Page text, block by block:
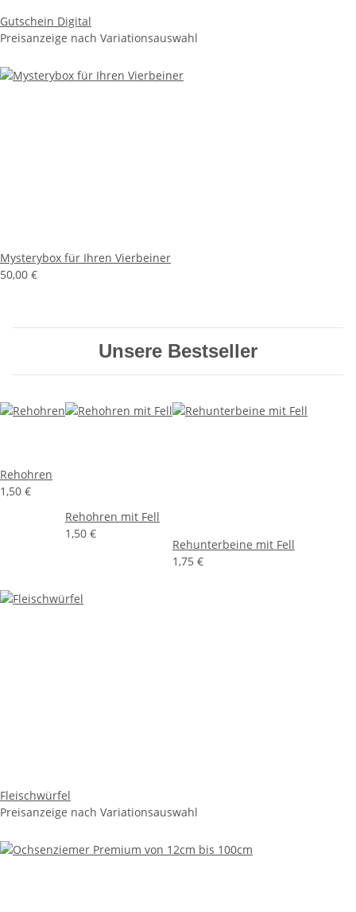
Gutschein Digital
Preisanzeige nach Variationsauswahl
Mysterybox für Ihren Vierbeiner
50,00 €
Unsere Bestseller
Rehohren
1,50 €
Rehohren mit Fell
1,50 €
Rehunterbeine mit Fell
1,75 €
Fleischwürfel
Preisanzeige nach Variationsauswahl